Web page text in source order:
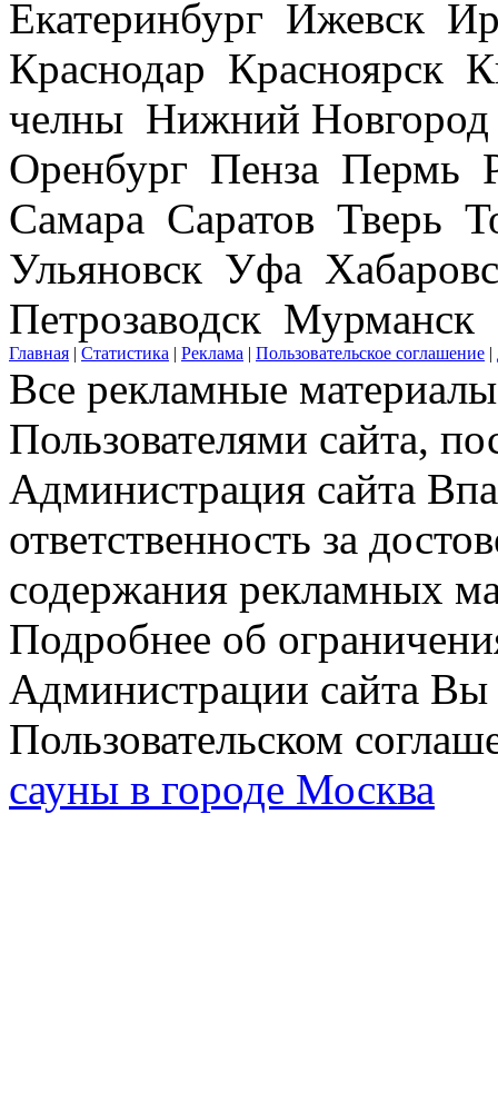
Екатеринбург Ижевск
Краснодар Красноярск
челны Нижний
Оренбург Пенза Пермь
Самара Саратов Тверь
Ульяновск Уфа
Петрозаводск Мурманск
Главная | Статистика | Реклама | Пользовательское соглашение |
Все рекламные
Пользователями сайта,
Администрация сайта
ответственность за
содержания рекламных
Подробнее об
Администрации сайта Вы
Пользовательском
сауны в городе Москва